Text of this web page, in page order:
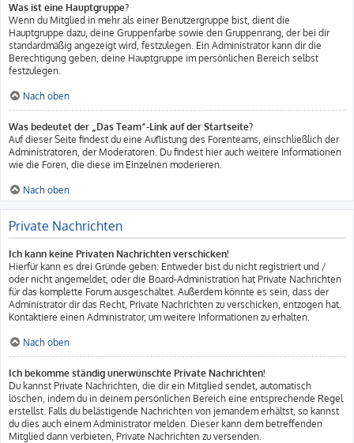
Was ist eine Hauptgruppe?
Wenn du Mitglied in mehr als einer Benutzergruppe bist, dient die
Hauptgruppe dazu, deine Gruppenfarbe sowie den Gruppenrang, der bei dir
standardmäßig angezeigt wird, festzulegen. Ein Administrator kann dir die
Berechtigung geben, deine Hauptgruppe im persönlichen Bereich selbst
festzulegen.
Nach oben
Was bedeutet der „Das Team“-Link auf der Startseite?
Auf dieser Seite findest du eine Auflistung des Forenteams, einschließlich der
Administratoren, der Moderatoren. Du findest hier auch weitere Informationen
wie die Foren, die diese im Einzelnen moderieren.
Nach oben
Private Nachrichten
Ich kann keine Privaten Nachrichten verschicken!
Hierfür kann es drei Gründe geben: Entweder bist du nicht registriert und /
oder nicht angemeldet, oder die Board-Administration hat Private Nachrichten
für das komplette Forum ausgeschaltet. Außerdem könnte es sein, dass der
Administrator dir das Recht, Private Nachrichten zu verschicken, entzogen hat.
Kontaktiere einen Administrator, um weitere Informationen zu erhalten.
Nach oben
Ich bekomme ständig unerwünschte Private Nachrichten!
Du kannst Private Nachrichten, die dir ein Mitglied sendet, automatisch
löschen, indem du in deinem persönlichen Bereich eine entsprechende Regel
erstellst. Falls du belästigende Nachrichten von jemandem erhältst, so kannst
du dies auch einem Administrator melden. Dieser kann dem betreffenden
Mitglied dann verbieten, Private Nachrichten zu versenden.